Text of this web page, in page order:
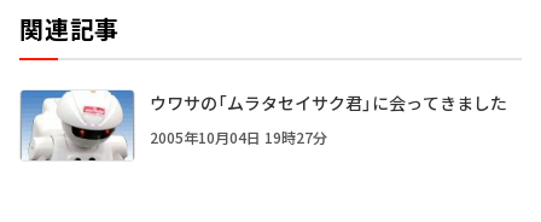
関連記事
ウワサの「ムラタセイサク君」に会ってきました
2005年10月04日 19時27分